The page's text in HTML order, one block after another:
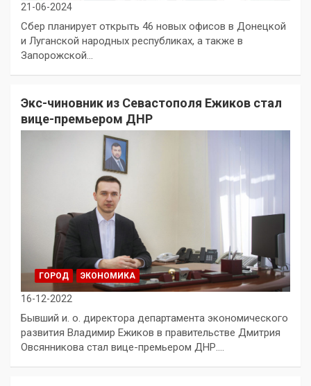
21-06-2024
Сбер планирует открыть 46 новых офисов в Донецкой
и Луганской народных республиках, а также в
Запорожской…
Экс-чиновник из Севастополя Ежиков стал
вице-премьером ДНР
ГОРОД ЭКОНОМИКА
16-12-2022
Бывший и. о. директора департамента экономического
развития Владимир Ежиков в правительстве Дмитрия
Овсянникова стал вице-премьером ДНР.…